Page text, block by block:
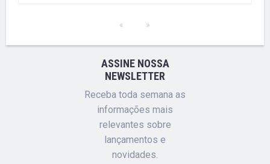
ASSINE NOSSA
NEWSLETTER
Receba toda semana as
informações mais
relevantes sobre
lançamentos e
novidades.